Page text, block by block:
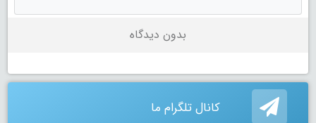
بدون دیدگاه
کانال تلگرام ما